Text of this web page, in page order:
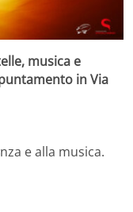
musica e
in Via
e alla musica.